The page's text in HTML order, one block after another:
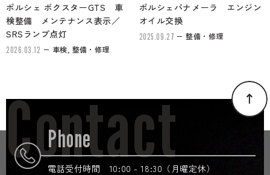
ポルシェ ボクスターGTS 車
検整備 メンテナンス表示／
SRSランプ点灯
2026.03.12 車検, 整備・修理
ポルシェパナメーラ エンジン
オイル交換
2025.09.27 整備・修理
Phone
電話受付時間 10:00 - 18:30（月曜定休）
Contact